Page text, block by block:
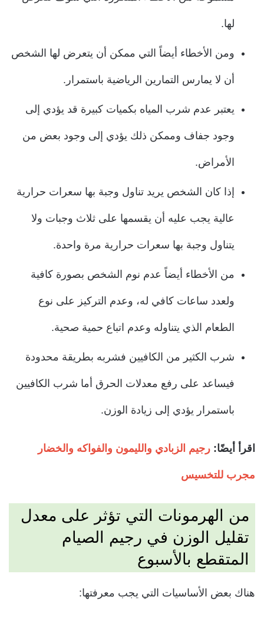
لها.
ومن الأخطاء أيضاً التي ممكن أن يتعرض لها الشخص
أن لا يمارس التمارين الرياضية باستمرار.
يعتبر عدم شرب المياه بكميات كبيرة قد يؤدي إلى
وجود جفاف وممكن ذلك يؤدي إلى وجود بعض من
الأمراض.
إذا كان الشخص يريد تناول وجبة بها سعرات حرارية
عالية يجب عليه أن يقسمها على ثلاث وجبات ولا
يتناول وجبة بها سعرات حرارية مرة واحدة.
من الأخطاء أيضاً عدم نوم الشخص بصورة كافية
ولعدد ساعات كافي له، وعدم التركيز على نوع
الطعام الذي يتناوله وعدم اتباع حمية صحية.
شرب الكثير من الكافيين فشربه بطريقة محدودة
فيساعد على رفع معدلات الحرق أما شرب الكافيين
باستمرار يؤدي إلى زيادة الوزن.
اقرأ أيضًا: رجيم الزبادي والليمون والفواكه والخضار
مجرب للتخسيس
من الهرمونات التي تؤثر على معدل
تقليل الوزن في رجيم الصيام
المتقطع بالأسبوع
هناك بعض الأساسيات التي يجب معرفتها: